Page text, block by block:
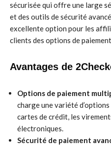
sécurisée qui offre une large
et des outils de sécurité
excellente option pour les
clients des options de
Avantages de
Options de paiement
charge une variété
cartes de crédit, les
électroniques.
Sécurité de paiement